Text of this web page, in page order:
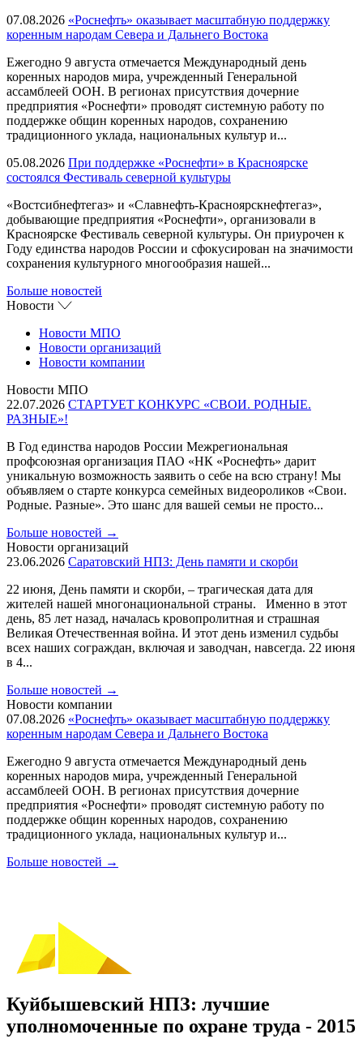
07.08.2026 «Роснефть» оказывает масштабную поддержку
коренным народам Севера и Дальнего Востока
Ежегодно 9 августа отмечается Международный день
коренных народов мира, учрежденный Генеральной
ассамблеей ООН. В регионах присутствия дочерние
предприятия «Роснефти» проводят системную работу по
поддержке общин коренных народов, сохранению
традиционного уклада, национальных культур и...
05.08.2026 При поддержке «Роснефти» в Красноярске
состоялся Фестиваль северной культуры
«Востсибнефтегаз» и «Славнефть-Красноярскнефтегаз»,
добывающие предприятия «Роснефти», организовали в
Красноярске Фестиваль северной культуры. Он приурочен к
Году единства народов России и сфокусирован на значимости
сохранения культурного многообразия нашей...
Больше новостей
Новости
Новости МПО
Новости организаций
Новости компании
Новости МПО
22.07.2026 СТАРТУЕТ КОНКУРС «СВОИ. РОДНЫЕ.
РАЗНЫЕ»!
В Год единства народов России Межрегиональная
профсоюзная организация ПАО «НК «Роснефть» дарит
уникальную возможность заявить о себе на всю страну! Мы
объявляем о старте конкурса семейных видеороликов «Свои.
Родные. Разные». Это шанс для вашей семьи не просто...
Больше новостей →
Новости организаций
23.06.2026 Саратовский НПЗ: День памяти и скорби
22 июня, День памяти и скорби, – трагическая дата для
жителей нашей многонациональной страны. Именно в этот
день, 85 лет назад, началась кровопролитная и страшная
Великая Отечественная война. И этот день изменил судьбы
всех наших сограждан, включая и заводчан, навсегда. 22 июня
в 4...
Больше новостей →
Новости компании
07.08.2026 «Роснефть» оказывает масштабную поддержку
коренным народам Севера и Дальнего Востока
Ежегодно 9 августа отмечается Международный день
коренных народов мира, учрежденный Генеральной
ассамблеей ООН. В регионах присутствия дочерние
предприятия «Роснефти» проводят системную работу по
поддержке общин коренных народов, сохранению
традиционного уклада, национальных культур и...
Больше новостей →
Куйбышевский НПЗ: лучшие
уполномоченные по охране труда - 2015